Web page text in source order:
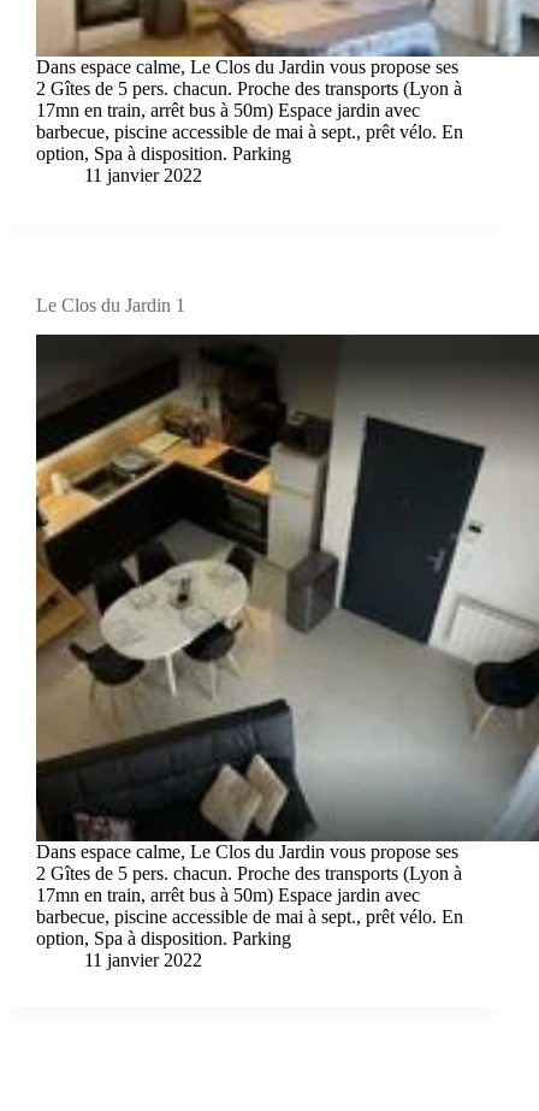
Dans espace calme, Le Clos du Jardin vous propose ses
2 Gîtes de 5 pers. chacun. Proche des transports (Lyon à
17mn en train, arrêt bus à 50m) Espace jardin avec
barbecue, piscine accessible de mai à sept., prêt vélo. En
option, Spa à disposition. Parking
11 janvier 2022
Le Clos du Jardin 1
Dans espace calme, Le Clos du Jardin vous propose ses
2 Gîtes de 5 pers. chacun. Proche des transports (Lyon à
17mn en train, arrêt bus à 50m) Espace jardin avec
barbecue, piscine accessible de mai à sept., prêt vélo. En
option, Spa à disposition. Parking
11 janvier 2022